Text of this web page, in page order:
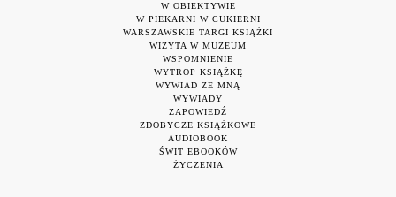
W OBIEKTYWIE
W PIEKARNI W CUKIERNI
WARSZAWSKIE TARGI KSIĄŻKI
WIZYTA W MUZEUM
WSPOMNIENIE
WYTROP KSIĄŻKĘ
WYWIAD ZE MNĄ
WYWIADY
ZAPOWIEDŹ
ZDOBYCZE KSIĄŻKOWE
AUDIOBOOK
ŚWIT EBOOKÓW
ŻYCZENIA